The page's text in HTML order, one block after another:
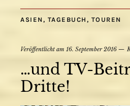
ASIEN, TAGEBUCH , TOUREN
Veröffentlicht am 16. September 2016
…und TV-
Dritte!